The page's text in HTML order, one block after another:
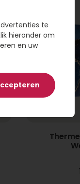
te
hieronder om
en uw